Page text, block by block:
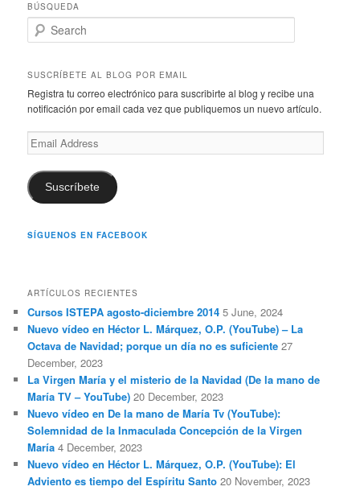
BÚSQUEDA
e
r
h
SUSCRÍBETE AL BLOG POR EMAIL
Registra tu correo electrónico para suscribirte al blog y recibe una
notificación por email cada vez que publiquemos un nuevo artículo.
Email
Address
Suscríbete
SÍGUENOS EN FACEBOOK
ARTÍCULOS RECIENTES
Cursos ISTEPA agosto-diciembre 2014 5 June, 2024
Nuevo vídeo en Héctor L. Márquez, O.P. (YouTube) – La
Octava de Navidad; porque un día no es suficiente 27
December, 2023
La Virgen María y el misterio de la Navidad (De la mano de
María TV – YouTube) 20 December, 2023
Nuevo vídeo en De la mano de María Tv (YouTube):
Solemnidad de la Inmaculada Concepción de la Virgen
María 4 December, 2023
Nuevo vídeo en Héctor L. Márquez, O.P. (YouTube): El
Adviento es tiempo del Espíritu Santo 20 November, 2023